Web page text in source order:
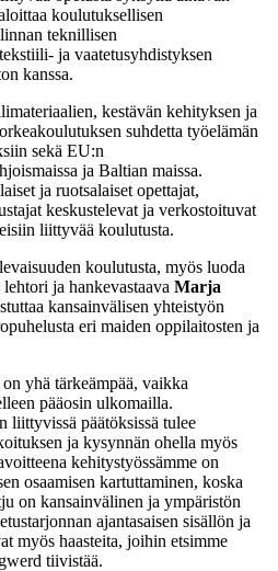
koulutuksellisen
teknillisen
ja vaatetusyhdistyksen
kanssa.
kestävän kehityksen ja
suhdetta työelämän
sekä EU:n
ja Baltian maissa.
ja ruotsalaiset opettajat,
keskustelevat ja verkostoituvat
liittyvää koulutusta.
koulutusta, myös luoda
ja hankevastaava Marja
kansainvälisen yhteistyön
eri maiden oppilaitosten ja
yhä tärkeämpää, vaikka
pääosin ulkomailla.
liittyvissä päätöksissä tulee
ja kysynnän ohella myös
kehitystyössämme on
osaamisen kartuttaminen, koska
on kansainvälinen ja ympäristön
ajantasaisen sisällön ja
myös haasteita, joihin etsimme
tiivistää.